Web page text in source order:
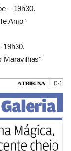
– 19h30.
Amo”
19h30.
Maravilhas”